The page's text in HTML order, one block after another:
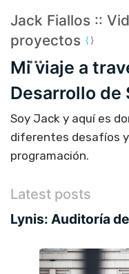
Jack Fiallos ::
proyectos
Mi viaje a
Desarrollo de
Soy Jack y aquí es
diferentes desafíos
programación.
Latest posts
Lynis: Auditoría